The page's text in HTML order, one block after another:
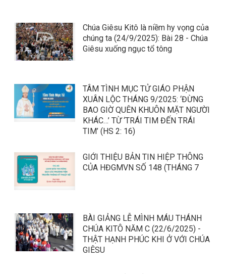
Chúa Giêsu Kitô là niềm hy vọng của
chúng ta (24/9/2025): Bài 28 - Chúa
Giêsu xuống ngục tổ tông
TÂM TÌNH MỤC TỬ GIÁO PHẬN
XUÂN LỘC THÁNG 9/2025: ‘ĐỪNG
BAO GIỜ QUÊN KHUÔN MẶT NGƯỜI
KHÁC…’ TỪ ‘TRÁI TIM ĐẾN TRÁI
TIM’ (HS 2: 16)
GIỚI THIỆU BẢN TIN HIỆP THÔNG
CỦA HĐGMVN SỐ 148 (THÁNG 7
BÀI GIẢNG LỄ MÌNH MÁU THÁNH
CHÚA KITÔ NĂM C (22/6/2025) -
THẬT HẠNH PHÚC KHI Ở VỚI CHÚA
GIÊSU